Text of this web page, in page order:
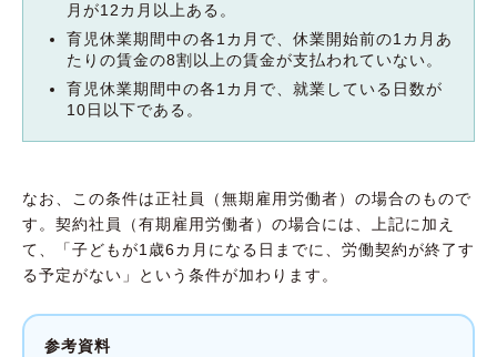
月が12カ月以上ある。
育児休業期間中の各1カ月で、休業開始前の1カ月あ
たりの賃金の8割以上の賃金が支払われていない。
育児休業期間中の各1カ月で、就業している日数が
10日以下である。
なお、この条件は正社員（無期雇用労働者）の場合のもので
す。契約社員（有期雇用労働者）の場合には、上記に加え
て、「子どもが1歳6カ月になる日までに、労働契約が終了す
る予定がない」という条件が加わります。
参考資料